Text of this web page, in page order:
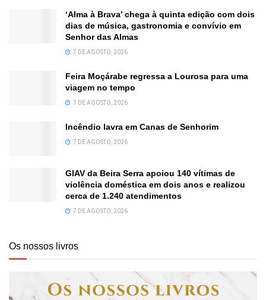
‘Alma à Brava’ chega à quinta edição com dois
dias de música, gastronomia e convívio em
Senhor das Almas
7 DE AGOSTO, 2026
Feira Moçárabe regressa a Lourosa para uma
viagem no tempo
7 DE AGOSTO, 2026
Incêndio lavra em Canas de Senhorim
7 DE AGOSTO, 2026
GIAV da Beira Serra apoiou 140 vítimas de
violência doméstica em dois anos e realizou
cerca de 1.240 atendimentos
7 DE AGOSTO, 2026
Os nossos livros